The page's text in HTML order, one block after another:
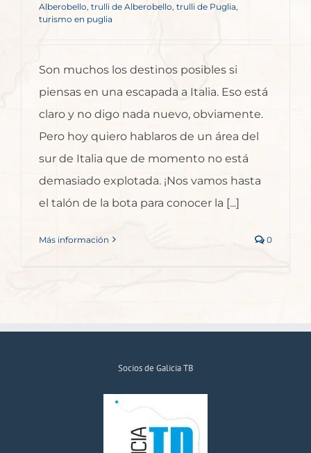
Alberobello trulli de Alberobello, trulli de Puglia,
turismo en puglia
Son muchos los destinos posibles si
piensas en una escapada a Italia. Eso está
claro y no digo nada nuevo, obviamente.
Pero hoy quiero hablaros de un área del
sur de Italia que de momento no está
demasiado explotada. ¡Nos vamos hasta
el talón de la bota para conocer la [...]
Más información 0
Socios de Galicia TB